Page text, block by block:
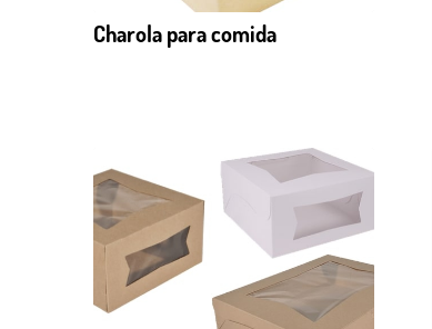
Charola para comida